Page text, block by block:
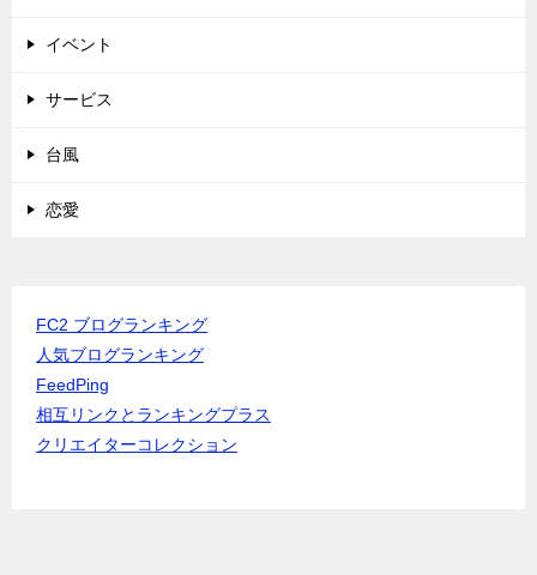
イベント
サービス
台風
恋愛
FC2 ブログランキング
人気ブログランキング
FeedPing
相互リンクとランキングプラス
クリエイターコレクション